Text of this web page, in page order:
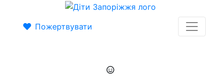
Пожертвувати